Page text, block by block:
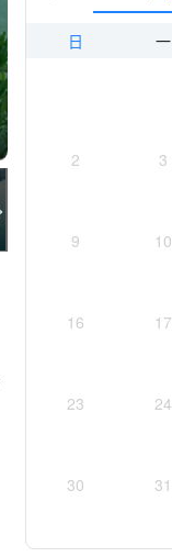
日 一
2 3
9 10
16 17
23 24
30 31